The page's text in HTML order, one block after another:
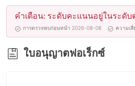
7
8
9
6
7
6
7
8
คำเตือน: ระดับคะแนนอยู่ในระดับ
การตรวจพบก่อนหน้า 2026-08-08 ความเสี่
ใบอนุญาตฟอเร็กซ์